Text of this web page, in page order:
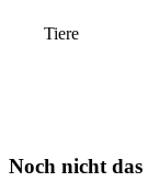
Tiere
Noch nicht